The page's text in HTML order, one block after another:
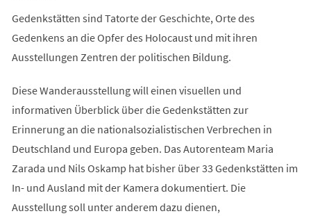
Gedenkstätten sind Tatorte der Geschichte, Orte des
Gedenkens an die Opfer des Holocaust und mit ihren
Ausstellungen Zentren der politischen Bildung.
Diese Wanderausstellung will einen visuellen und
informativen Überblick über die Gedenkstätten zur
Erinnerung an die nationalsozialistischen Verbrechen in
Deutschland und Europa geben. Das Autorenteam Maria
Zarada und Nils Oskamp hat bisher über 33 Gedenkstätten im
In- und Ausland mit der Kamera dokumentiert. Die
Ausstellung soll unter anderem dazu dienen,